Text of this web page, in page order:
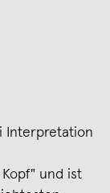
Interpretation
und ist